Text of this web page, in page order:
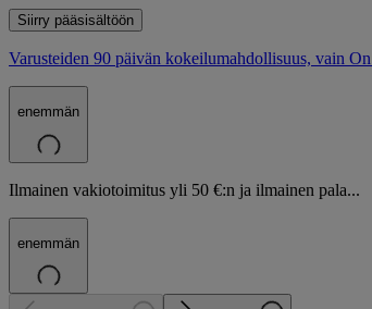
Siirry pääsisältöön
Varusteiden 90 päivän kokeilumahdollisuus, vain
enemmän
Ilmainen vakiotoimitus yli 50 €:n ja ilmainen pala...
enemmän